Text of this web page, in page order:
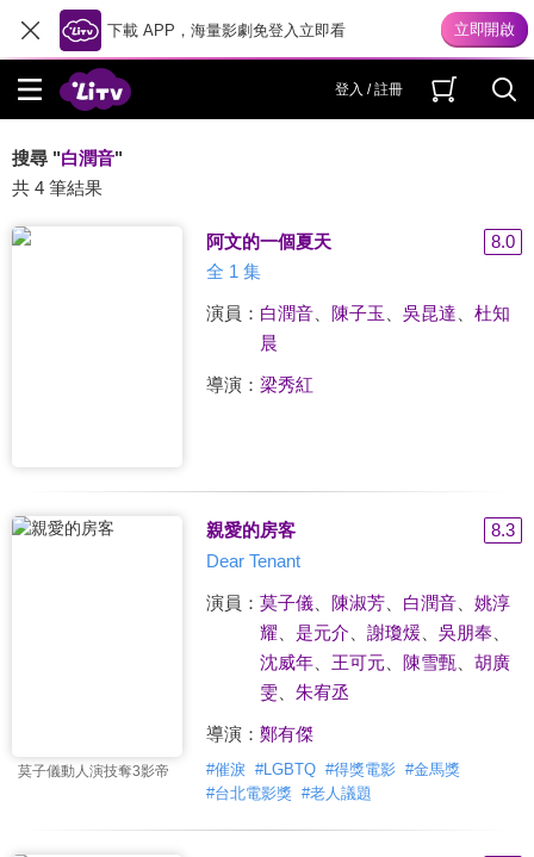
下載 APP，海量影劇免登入立即看
登入 / 註冊
搜尋 "白潤音"
共 4 筆結果
阿文的一個夏天
8.0
全 1 集
演員： 白潤音、 陳子玉 吳昆達
杜知
晨
導演： 梁秀紅
莫子儀動人演技奪3影帝
親愛的房客
8.3
Dear Tenant
演員： 莫子儀、 陳淑芳、 白潤音、 姚淳
耀
是元介 謝瓊煖、 吳朋奉
沈威年、 王可元、 陳雪甄
胡廣
雯、 朱宥丞
導演： 鄭有傑
#催淚 #LGBTQ #得獎電影 #金馬獎
#台北電影獎 #老人議題